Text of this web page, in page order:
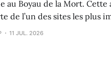
au Boyau de la Mort.
de l’un des sites les plus
Guerre mondiale dans le
11 JUL. 2026